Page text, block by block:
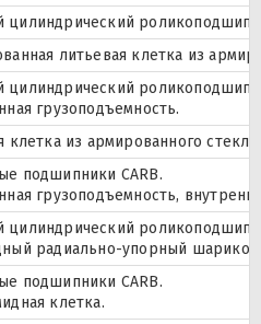
цилиндрический
литьевая клетка из
цилиндрический
грузоподъемность.
клетка из армированного
подшипники CARB.
грузоподъемность,
цилиндрический
радиально-упорный
подшипники CARB.
клетка.